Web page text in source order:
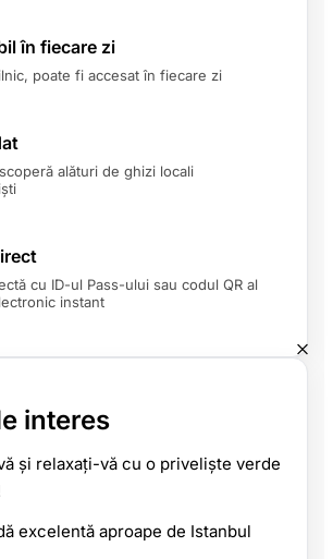
în fiecare zi
poate fi accesat în fiecare zi
alături de ghizi locali
cu ID-ul Pass-ului sau codul QR al
instant
interes
și relaxați-vă cu o priveliște verde
excelentă aproape de Istanbul